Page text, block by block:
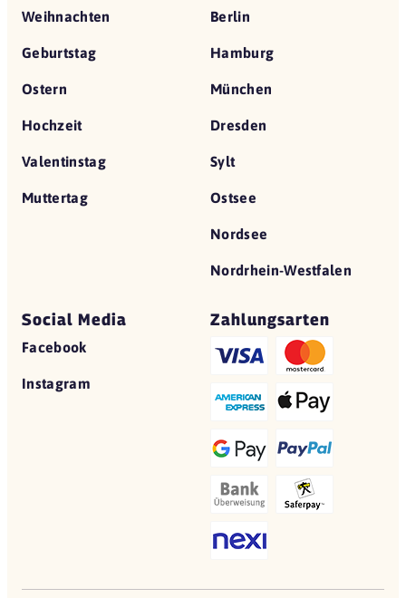
Weihnachten
Geburtstag
Ostern
Hochzeit
Valentinstag
Muttertag
Berlin
Hamburg
München
Dresden
Sylt
Ostsee
Nordsee
Nordrhein-Westfalen
Social Media
Facebook
Instagram
Zahlungsarten